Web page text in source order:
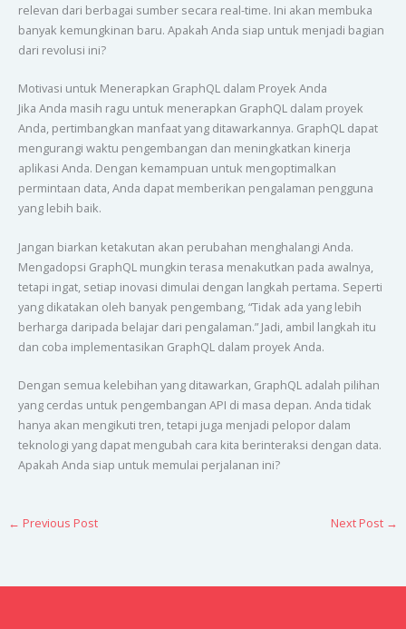
relevan dari berbagai sumber secara real-time. Ini akan membuka
banyak kemungkinan baru. Apakah Anda siap untuk menjadi bagian
dari revolusi ini?
Motivasi untuk Menerapkan GraphQL dalam Proyek Anda
Jika Anda masih ragu untuk menerapkan GraphQL dalam proyek
Anda, pertimbangkan manfaat yang ditawarkannya. GraphQL dapat
mengurangi waktu pengembangan dan meningkatkan kinerja
aplikasi Anda. Dengan kemampuan untuk mengoptimalkan
permintaan data, Anda dapat memberikan pengalaman pengguna
yang lebih baik.
Jangan biarkan ketakutan akan perubahan menghalangi Anda.
Mengadopsi GraphQL mungkin terasa menakutkan pada awalnya,
tetapi ingat, setiap inovasi dimulai dengan langkah pertama. Seperti
yang dikatakan oleh banyak pengembang, “Tidak ada yang lebih
berharga daripada belajar dari pengalaman.” Jadi, ambil langkah itu
dan coba implementasikan GraphQL dalam proyek Anda.
Dengan semua kelebihan yang ditawarkan, GraphQL adalah pilihan
yang cerdas untuk pengembangan API di masa depan. Anda tidak
hanya akan mengikuti tren, tetapi juga menjadi pelopor dalam
teknologi yang dapat mengubah cara kita berinteraksi dengan data.
Apakah Anda siap untuk memulai perjalanan ini?
← Previous Post Next Post →